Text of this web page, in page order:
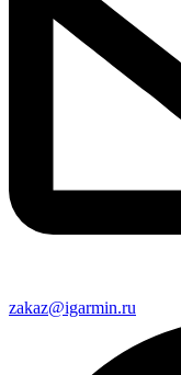
zakaz@igarmin.ru